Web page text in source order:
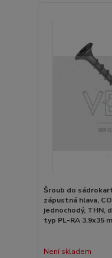
Šroub do
zápustná hlava,
jednochodý, THN,
typ PL-RA 3.9x35
Není skladem